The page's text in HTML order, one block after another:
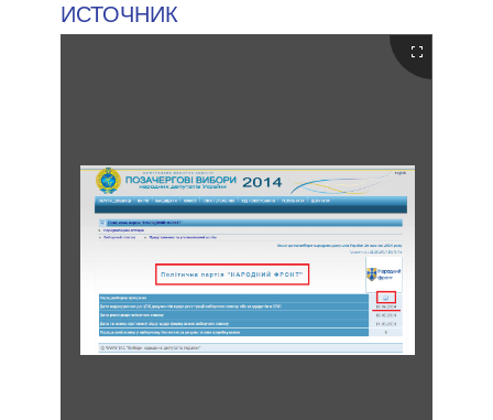
ИСТОЧНИК